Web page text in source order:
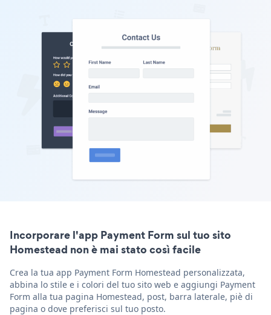
Incorporare l'app Payment Form sul tuo sito
Homestead non è mai stato così facile
Crea la tua app Payment Form Homestead personalizzata,
abbina lo stile e i colori del tuo sito web e aggiungi Payment
Form alla tua pagina Homestead, post, barra laterale, piè di
pagina o dove preferisci sul tuo posto.